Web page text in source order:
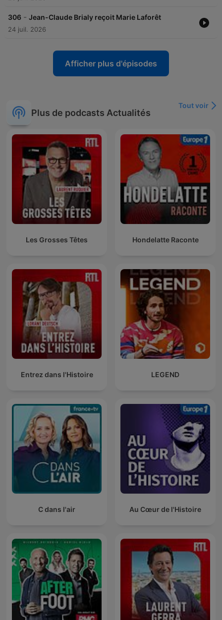
306 - Jean-Claude Brialy reçoit Marie Laforêt
24 juil. 2026
Afficher plus d'épisodes
Plus de podcasts Actualités
Tout voir
Les Grosses Têtes Hondelatte Raconte
Entrez dans l'Histoire LEGEND
C dans l'air Au Cœur de l'Histoire